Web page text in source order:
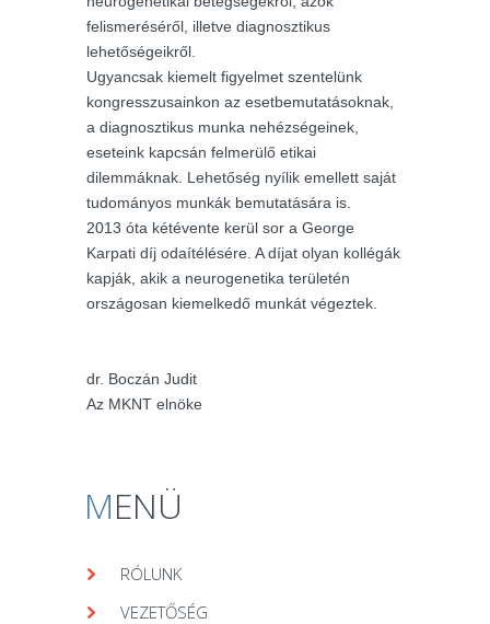
felismeréséről, illetve diagnosztikus
lehetőségeikről.
Ugyancsak kiemelt figyelmet szentelünk
kongresszusainkon az esetbemutatásoknak,
a diagnosztikus munka nehézségeinek,
eseteink kapcsán felmerülő etikai
dilemmáknak. Lehetőség nyílik emellett saját
tudományos munkák bemutatására is.
2013 óta kétévente kerül sor a George
Karpati díj odaítélésére. A díjat olyan kollégák
kapják, akik a neurogenetika területén
országosan kiemelkedő munkát végeztek.
dr. Boczán Judit
Az MKNT elnöke
MENÜ
RÓLUNK
VEZETŐSÉG